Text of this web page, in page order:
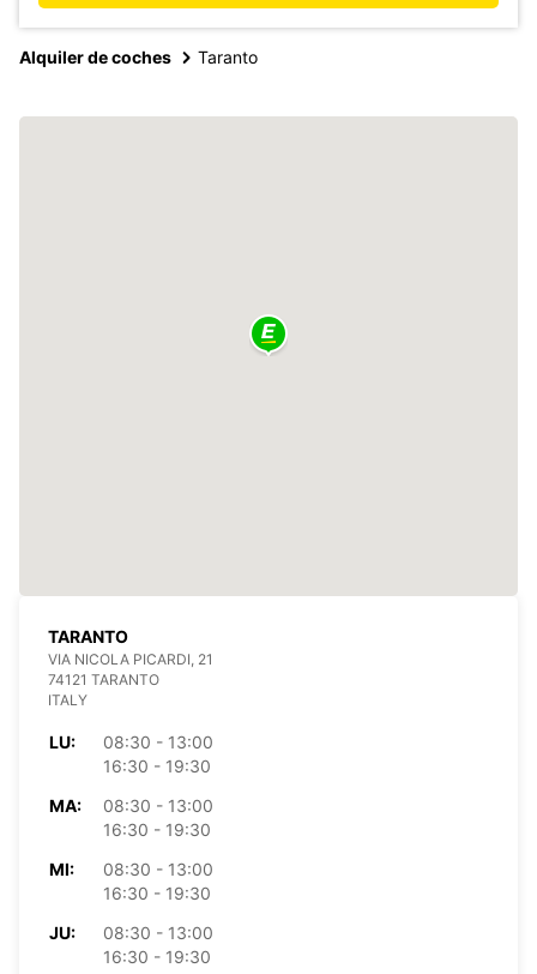
Alquiler de coches Taranto
TARANTO
VIA NICOLA PICARDI, 21
74121 TARANTO
ITALY
LU:
08:30 - 13:00
16:30 - 19:30
MA:
08:30 - 13:00
16:30 - 19:30
MI:
08:30 - 13:00
16:30 - 19:30
JU:
08:30 - 13:00
16:30 - 19:30